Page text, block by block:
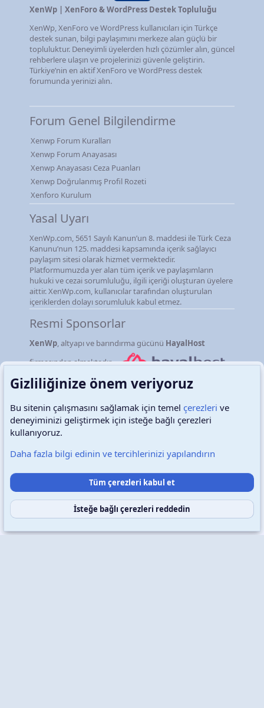
XenWp | XenForo & WordPress Destek Topluluğu
XenWp, XenForo ve WordPress kullanıcıları için Türkçe
destek sunan, bilgi paylaşımını merkeze alan güçlü bir
topluluktur. Deneyimli üyelerden hızlı çözümler alın, güncel
rehberlere ulaşın ve projelerinizi güvenle geliştirin.
Türkiye’nin en aktif XenForo ve WordPress destek
forumunda yerinizi alın.
Forum Genel Bilgilendirme
Xenwp Forum Kuralları
Xenwp Forum Anayasası
Xenwp Anayasası Ceza Puanları
Xenwp Doğrulanmış Profil Rozeti
Xenforo Kurulum
Yasal Uyarı
XenWp.com, 5651 Sayılı Kanun’un 8. maddesi ile Türk Ceza
Kanunu’nun 125. maddesi kapsamında içerik sağlayıcı
paylaşım sitesi olarak hizmet vermektedir.
Platformumuzda yer alan tüm içerik ve paylaşımların
hukuki ve cezai sorumluluğu, ilgili içeriği oluşturan üyelere
aittir. XenWp.com, kullanıcılar tarafından oluşturulan
içeriklerden dolayı sorumluluk kabul etmez.
Resmi Sponsorlar
XenWp, altyapı ve barındırma gücünü HayalHost
firmasından almaktadır.
Türkçe (TR) Çerezler
Destek talepleri Bize ulaşın Şartlar ve kurallar
Gizlilik politikası Yardım Ana sayfa
S
Copyright © 2026 XenWp Telif Hakları Saklıdır
Gizliliğinize önem veriyoruz
Bu sitenin çalışmasını sağlamak için temel çerezleri ve
deneyiminizi geliştirmek için isteğe bağlı çerezleri
kullanıyoruz.
Daha fazla bilgi edinin ve tercihlerinizi yapılandırın
Tüm çerezleri kabul et
İsteğe bağlı çerezleri reddedin